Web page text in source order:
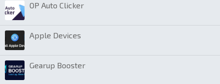
OP Auto Clicker
Apple Devices
Gearup Booster